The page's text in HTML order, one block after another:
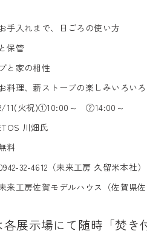
手入れまで、日ごろの使い方
保管
と家の相性
料理、薪ストーブの楽しみいろいろ
11(火祝)①10:00～ ②14:00～
川畑氏
料
32-4612（未来工房 久留米本社
来工房佐賀モデルハウス（佐賀県
展示場にて随時「焚き